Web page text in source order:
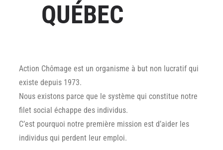
QUÉBEC
Action Chômage est un organisme à but non lucratif qui
existe depuis 1973.
Nous existons parce que le système qui constitue notre
filet social échappe des individus.
C’est pourquoi notre première mission est d’aider les
individus qui perdent leur emploi.